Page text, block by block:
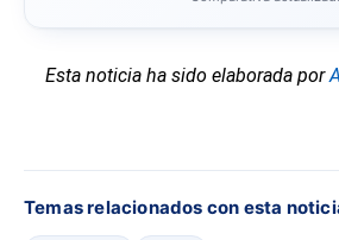
Esta noticia ha sido elaborada por
Temas relacionados con esta